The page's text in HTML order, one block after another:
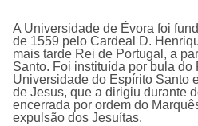
A Universidade de Évora foi
de 1559 pelo Cardeal D.
mais tarde Rei de Portugal, a
Santo. Foi instituí­da por bula do
Universidade do Espí­rito Santo
de Jesus, que a dirigiu durante
encerrada por ordem do
expulsão dos Jesuí­tas.